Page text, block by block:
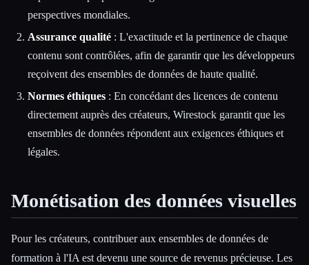
perspectives mondiales.
Assurance qualité : L'exactitude et la pertinence de chaque
contenu sont contrôlées, afin de garantir que les développeurs
reçoivent des ensembles de données de haute qualité.
Normes éthiques : En concédant des licences de contenu
directement auprès des créateurs, Wirestock garantit que les
ensembles de données répondent aux exigences éthiques et
légales.
Monétisation des données visuelles
Pour les créateurs, contribuer aux ensembles de données de
formation à l'IA est devenu une source de revenus précieuse. Les